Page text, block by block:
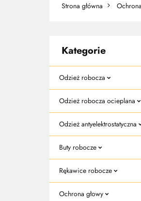
Strona główna
Kategorie
Odzież robocza
Odzież robocza ocieplana
Odzież antyelektrostatyczna
Buty robocze
Rękawice robocze
Ochrona głowy